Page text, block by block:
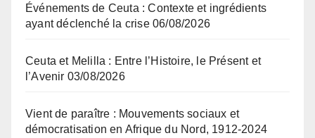
Événements de Ceuta : Contexte et ingrédients
ayant déclenché la crise 06/08/2026
Ceuta et Melilla : Entre l’Histoire, le Présent et
l’Avenir 03/08/2026
Vient de paraître : Mouvements sociaux et
démocratisation en Afrique du Nord, 1912-2024